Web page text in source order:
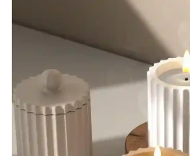
Remember me